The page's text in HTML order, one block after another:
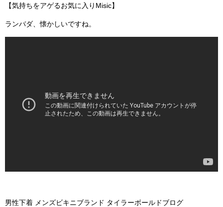
【気持ちをアゲるお気に入りMisic】
ランバダ、懐かしいですね。
男性下着 メンズビキニブランド タイラーボールドブログ